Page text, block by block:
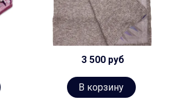
3 500 руб
В корзину